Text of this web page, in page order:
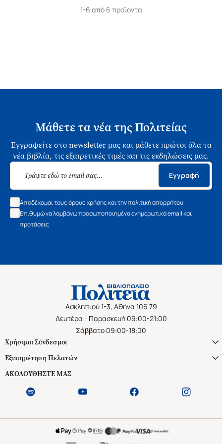
1-6 από 6 προϊόντα
Μάθετε τα νέα της Πολιτείας
Εγγραφείτε στο newsletter μας και μάθετε πρώτοι όλα τα
νέα βιβλία, τις εξαιρετικές τιμές και τις εκδηλώσεις μας.
Εγγραφή
Αποδέχομαι τους όρους χρήσης και την πολιτική απορρήτου
Επιθυμώ να λαμβάνω προσωποποιημένα ενημερωτικά email και
προτάσεις
Ασκληπιού 1-3, Αθήνα 106 79
Δευτέρα - Παρασκευή 09:00-21:00
Σάββατο 09:00-18:00
Χρήσιμοι Σύνδεσμοι
Εξυπηρέτηση Πελατών
ΑΚΟΛΟΥΘΗΣΤΕ ΜΑΣ